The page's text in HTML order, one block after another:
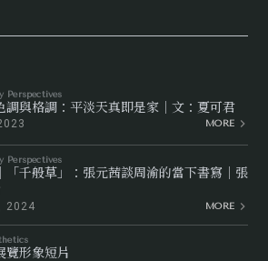
Perspectives
調與格調：平淡天真即是家｜文：夏可君
MORE
Perspectives
「千般草」：張元茜談周渝的當下書寫｜張
2024 MORE
覽形象短片